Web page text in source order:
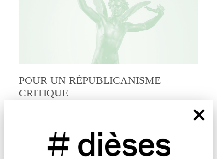
POUR UN RÉPUBLICANISME
CRITIQUE
défendre la baguette et la gastronomie française
traditionnelle. »